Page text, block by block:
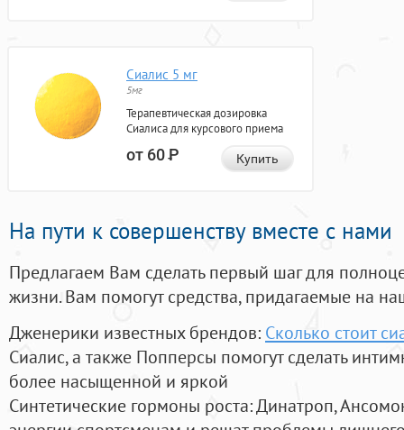
Сиалис 5 мг
5мг
Терапевтическая дозировка
Сиалиса для курсового приема
от 60Р Купить
На пути к совершенству вместе с нами
Предлагаем Вам сделать первый шаг для
жизни. Вам помогут средства, придагаемые на
Дженерики известных брендов: Сколько стоит
Сиалис, а также Попперсы помогут сделать
более насыщенной и яркой
Синтетические гормоны роста: Динатроп,